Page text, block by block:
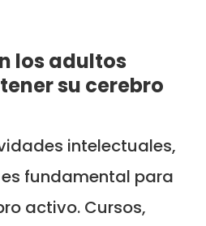
los adultos
su cerebro
intelectuales,
fundamental para
activo. Cursos,